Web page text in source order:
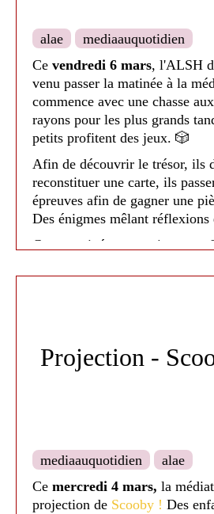
cette semaine en beauté.
alae
mediaauquotidien
Ce vendredi 6 mars, l'ALSH
venu passer la matinée à la
commence avec une chasse
rayons pour les plus grands
petits profitent des jeux. 🎲
Afin de découvrir le trésor, ils
reconstituer une carte, ils
épreuves afin de gagner une
Des énigmes mêlant réflexions
Cette matinée se termine avec
petits ont eu peur d'un troll
Projection -
mediaauquotidien
alae
Ce mercredi 4 mars, la
projection de Scooby ! Des